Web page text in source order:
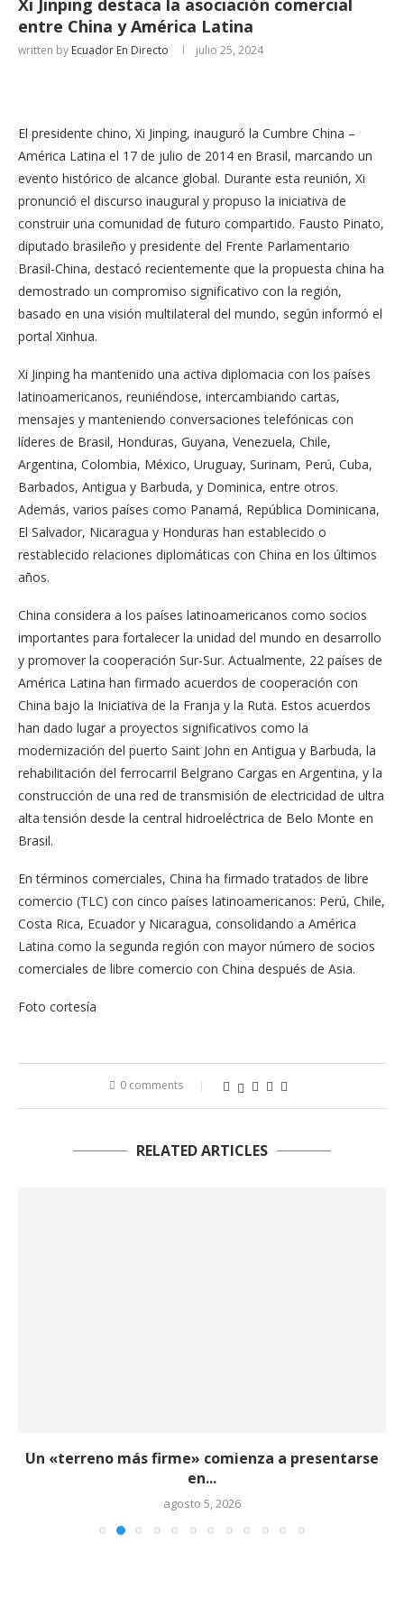
Xi Jinping destaca la asociación comercial
entre China y América Latina
written by Ecuador En Directo julio 25, 2024
El presidente chino, Xi Jinping, inauguró la Cumbre China –
América Latina el 17 de julio de 2014 en Brasil, marcando un
evento histórico de alcance global. Durante esta reunión, Xi
pronunció el discurso inaugural y propuso la iniciativa de
construir una comunidad de futuro compartido. Fausto Pinato,
diputado brasileño y presidente del Frente Parlamentario
Brasil-China, destacó recientemente que la propuesta china ha
demostrado un compromiso significativo con la región,
basado en una visión multilateral del mundo, según informó el
portal Xinhua.
Xi Jinping ha mantenido una activa diplomacia con los países
latinoamericanos, reuniéndose, intercambiando cartas,
mensajes y manteniendo conversaciones telefónicas con
líderes de Brasil, Honduras, Guyana, Venezuela, Chile,
Argentina, Colombia, México, Uruguay, Surinam, Perú, Cuba,
Barbados, Antigua y Barbuda, y Dominica, entre otros.
Además, varios países como Panamá, República Dominicana,
El Salvador, Nicaragua y Honduras han establecido o
restablecido relaciones diplomáticas con China en los últimos
años.
China considera a los países latinoamericanos como socios
importantes para fortalecer la unidad del mundo en desarrollo
y promover la cooperación Sur-Sur. Actualmente, 22 países de
América Latina han firmado acuerdos de cooperación con
China bajo la Iniciativa de la Franja y la Ruta. Estos acuerdos
han dado lugar a proyectos significativos como la
modernización del puerto Saint John en Antigua y Barbuda, la
rehabilitación del ferrocarril Belgrano Cargas en Argentina, y la
construcción de una red de transmisión de electricidad de ultra
alta tensión desde la central hidroeléctrica de Belo Monte en
Brasil.
En términos comerciales, China ha firmado tratados de libre
comercio (TLC) con cinco países latinoamericanos: Perú, Chile,
Costa Rica, Ecuador y Nicaragua, consolidando a América
Latina como la segunda región con mayor número de socios
comerciales de libre comercio con China después de Asia.
Foto cortesía
0 comments
RELATED ARTICLES
Un «terreno más firme» comienza a presentarse
en...
agosto 5, 2026